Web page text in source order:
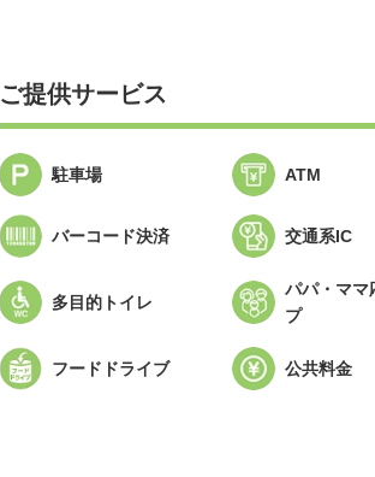
ご提供サービス
駐車場 ATM
バーコード決済 交通系IC
多目的トイレ
パパ・ママ
プ
フードドライブ 公共料金